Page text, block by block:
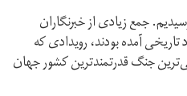
جمع زیادی از خبرنگاران
آمده‌ بودند، رویدادی که
جنگ قدرتمندترین کشور جهان